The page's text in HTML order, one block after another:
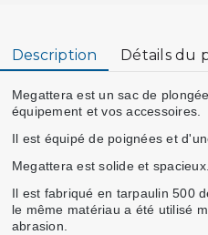
Description Détails du
Megattera est un sac de
équipement et vos accessoires.
Il est équipé de poignées et
Megattera est solide et spacieux.
Il est fabriqué en tarpaulin 500
le même matériau a été utilisé
abrasion.